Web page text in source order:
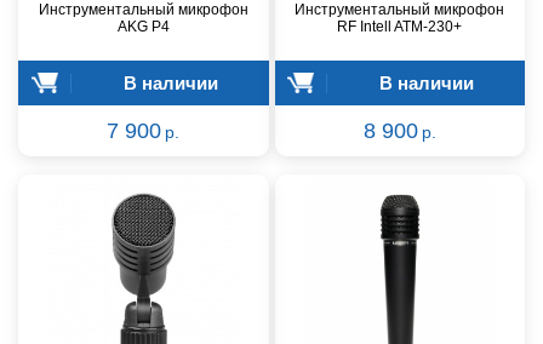
Инструментальный микрофон
AKG P4
В наличии
7 900 р.
Инструментальный микрофон
RF Intell ATM-230+
В наличии
8 900 р.